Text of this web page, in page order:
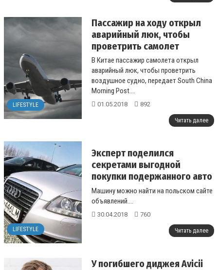
LIFESTYLE
Пассажир на ходу открыл
аварийный люк, чтобы
проветрить самолет
В Китае пассажир самолета открыл
аварийный люк, чтобы проветрить
воздушное судно, передает South China
Morning Post....
01.05.2018 892
Читать далее
LIFESTYLE
Эксперт поделился
секретами выгодной
покупки подержанного авто
в Польше
Машину можно найти на польском сайте
объявлений....
30.04.2018 760
Читать далее
У погибшего диджея Avicii